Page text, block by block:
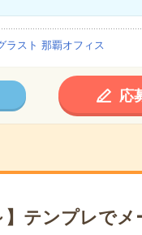
ラスト 那覇オフィス
応
】テンプレで